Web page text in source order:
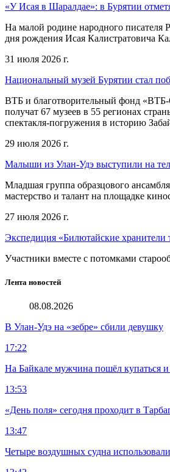
«У Исая в Шаралдае»: в Бурятии
На малой родине народного писателя
дня рождения Исая Калистратовича
31 июля 2026 г.
Национальный музей Бурятии стал
ВТБ и благотворительный фонд «ВТБ-
получат 67 музеев в 55 регионах
спектакля-погружения в историю
29 июля 2026 г.
Малыши из Улан-Удэ выступили на
Младшая группа образцового
мастерство и талант на площадке
27 июля 2026 г.
Экспедиция «Билютайские хранители
Участники вместе с потомками
Лента новостей
08.08.2026
В Улан-Удэ на «зебре» сбили девушку
17:22
На Байкале мужчина пошёл купаться
13:53
«День поля» сегодня проходит в
13:47
Четыре воздушных судна